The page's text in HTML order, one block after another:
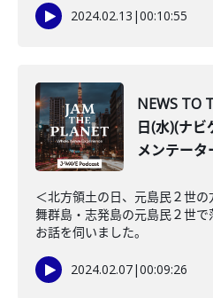
2024.02.13 |00:10:55
NEWS TO
日(水)(ナビ
メンテータ
＜北方領土の日、元島民２世
舞群島・志発島の元島民２世
お話を伺いました。
2024.02.07|00:09:26